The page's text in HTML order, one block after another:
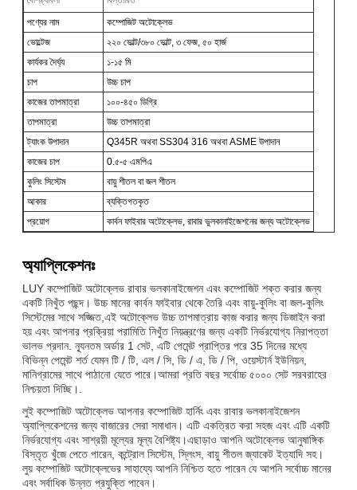
পণ্যের নাম
কম্পোজিট অটোক্লেভ
ভোল্টেজ
২২০ ভোল্ট/৩৮০ ভোল্ট, ৩ ফেজ, ৫০ হার্জ
কার্যকর দৈর্ঘ্য
১-১৫ মি
চাপ
উচ্চ চাপ
কাজের তাপমাত্রা
১০০-৪৫০ ডিগ্রি
তাপমাত্রা
উচ্চ তাপমাত্রা
ট্যাংক উপাদান
Q345R অথবা SS304 316 অথবা ASME উপাদান
কাজের চাপ
0.৫-৫ এমপিএ
কুলিং সিস্টেম
বায়ু শীতল বা জল শীতল
আকার
ব্যক্তিগতকৃত
প্রয়োগ
কার্বন ফাইবার অটোক্লেভ, রাবার ভুলকানাইজেশনের জন্য অটোক্লেভ
অ্যাপ্লিকেশনঃ
LUY কম্পোজিট অটোক্লেভ রাবার ভলকানাইজেশন এবং কম্পোজিট শক্ত করার জন্য
একটি নিখুঁত পছন্দ। উচ্চ মানের কার্বন ফাইবার থেকে তৈরি এবং বায়ু-কুলিং বা জল-কুলিং
সিস্টেমের সাথে সজ্জিত,এই অটোক্লেভ উচ্চ তাপমাত্রায় কাজ করার জন্য ডিজাইন করা
হয় এবং আপনার প্রক্রিয়া পরামিতি নিখুঁত নিয়ন্ত্রণের জন্য একটি নির্ভরযোগ্য নিরাপত্তা
ভালভ প্রদান. ন্যূনতম অর্ডার 1 সেট, এটি পেমেন্ট প্রাপ্তির পরে 35 দিনের মধ্যে
বিভিন্ন পেমেন্ট শর্ত যেমন টি / টি, এল / সি, ডি / এ, ডি / পি, ওয়েস্টার্ন ইউনিয়ন,
মানিগ্রামের সাথে পাঠানো যেতে পারে।আমরা প্রতি বছর সর্বোচ্চ ৫০০০ সেট সরবরাহের
নিশ্চয়তা দিচ্ছি।.
লুই কম্পোজিট অটোক্লেভ আপনার কম্পোজিট হার্নিং এবং রাবার ভলকানাইজেশন
অ্যাপ্লিকেশনের জন্য বাজারের সেরা সমাধান। এটি একত্রিত করা সহজ এবং এটি একটি
নির্ভরযোগ্য এবং সাশ্রয়ী মূল্যের মূল্য বৈশিষ্ট্য।এছাড়াও আপনি অটোক্লেভ আনুষাঙ্গিক
বিস্তৃত খুঁজে পেতে পারেন, কন্ট্রোল সিস্টেম, স্লিংস, বায়ু শীতল জ্যাকেট ইত্যাদি সহ।
লুয় কম্পোজিট অটোক্লেভের সাহায্যে আপনি নিশ্চিত হতে পারেন যে আপনি সর্বোচ্চ মানের
এবং সর্বাধিক উন্নত প্রযুক্তি পাবেন।